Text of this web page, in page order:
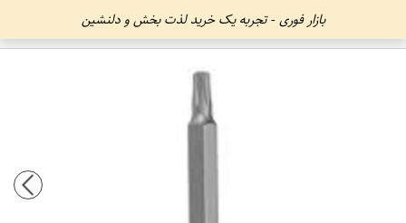
بازار فوری - تجربه یک خرید لذت بخش و دلنشین